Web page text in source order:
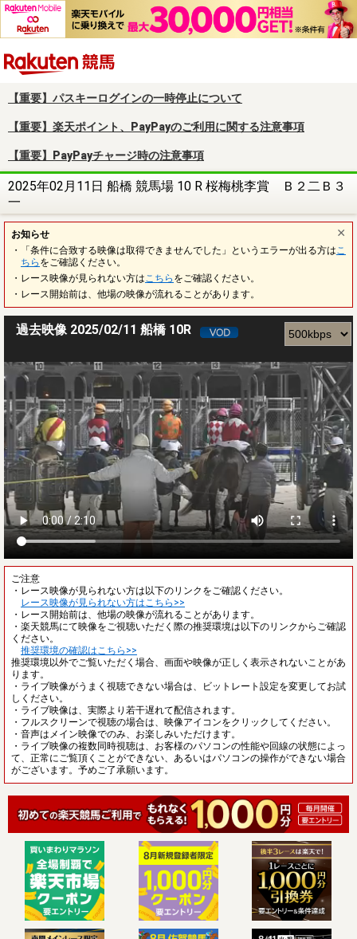
【重要】パスキーログインの一時停止について
【重要】楽天ポイント、PayPayのご利用に関する注意事項
【重要】PayPayチャージ時の注意事項
2025年02月11日 船橋 競馬場 10 R 桜梅桃李賞 Ｂ２二Ｂ３
一
お知らせ
・「条件に合致する映像は取得できませんでした」というエラーが出る方は こ
ちら をご確認ください。
・レース映像が見られない方は こちら をご確認ください。
・レース開始前は、他場の映像が流れることがあります。
過去映像 2025/02/11 船橋 10R
ご注意
・レース映像が見られない方は以下のリンクをご確認ください。
レース映像が見られない方はこちら>>
・レース開始前は、他場の映像が流れることがあります。
・楽天競馬にて映像をご視聴いただく際の推奨環境は以下のリンクからご確認
ください。
推奨環境の確認はこちら>>
推奨環境以外でご覧いただく場合、画面や映像が正しく表示されないことがあ
ります。
・ライブ映像がうまく視聴できない場合は、ビットレート設定を変更してお試
しください。
・ライブ映像は、実際より若干遅れて配信されます。
・フルスクリーンで視聴の場合は、映像アイコンをクリックしてください。
・音声はメイン映像でのみ、お楽しみいただけます。
・ライブ映像の複数同時視聴は、お客様のパソコンの性能や回線の状態によっ
て、正常にご覧頂くことができない、あるいはパソコンの操作ができない場合
がございます。予めご了承願います。